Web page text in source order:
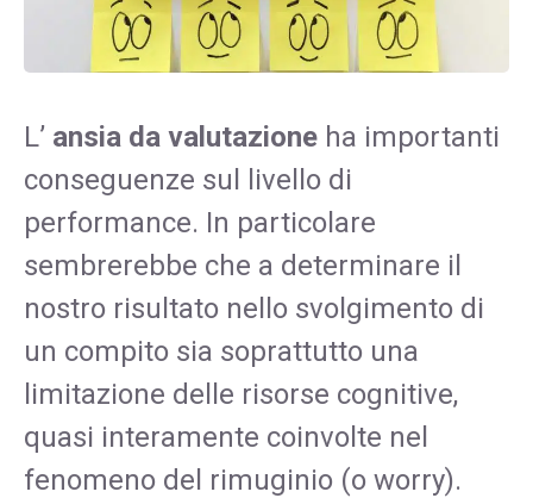
L’ ansia da valutazione ha importanti
conseguenze sul livello di
performance. In particolare
sembrerebbe che a determinare il
nostro risultato nello svolgimento di
un compito sia soprattutto una
limitazione delle risorse cognitive,
quasi interamente coinvolte nel
fenomeno del rimuginio (o worry).